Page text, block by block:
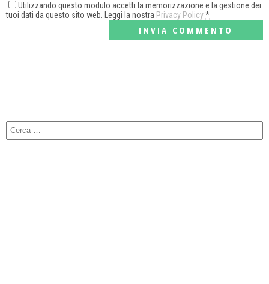
Utilizzando questo modulo accetti la memorizzazione e la gestione dei
tuoi dati da questo sito web. Leggi la nostra Privacy Policy*